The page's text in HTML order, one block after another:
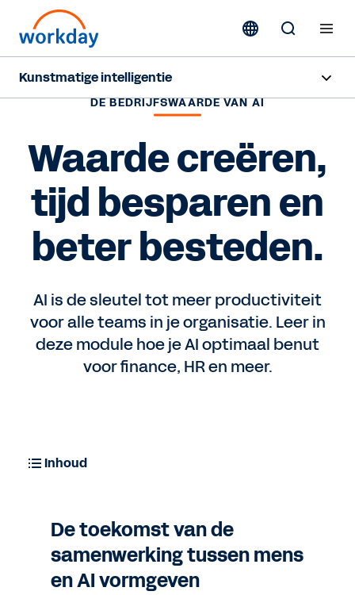
Kunstmatige intelligentie
Sana
Agent System of Record
Agents
Verantwoorde AI
AI-masterclass
DE BEDRIJFSWAARDE VAN AI
Waarde creëren,
tijd besparen en
beter besteden.
AI is de sleutel tot meer productiviteit
voor alle teams in je organisatie. Leer in
deze module hoe je AI optimaal benut
voor finance, HR en meer.
Inhoud
De toekomst van de
samenwerking tussen mens
en AI vormgeven